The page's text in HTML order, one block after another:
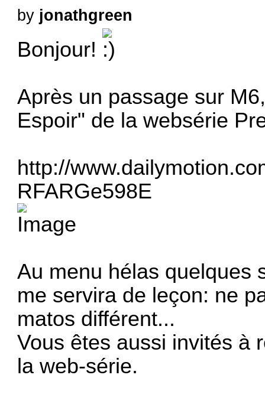
by jonathgreen
Bonjour!
Après un passage sur
Espoir" de la websérie
http://
RFARGe598E
Au menu hélas quelques
me servira de leçon: ne
matos différent...
Vous êtes aussi invités à
la web-série.